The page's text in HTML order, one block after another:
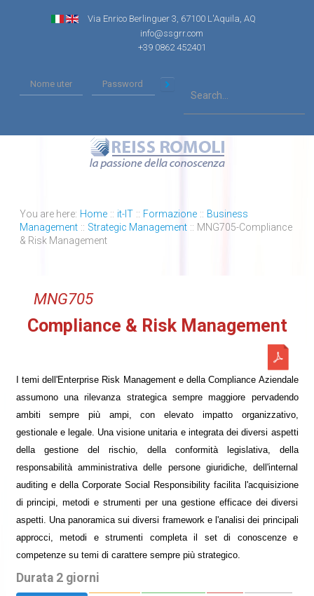
Via Enrico Berlinguer 3, 67100 L'Aquila, AQ
info@ssgrr.com
+39 0862 452401
You are here: Home :: it-IT :: Formazione :: Business
Management :: Strategic Management :: MNG705-Compliance
& Risk Management
MNG705
Compliance & Risk Management
I temi dell'Enterprise Risk Management e della Compliance Aziendale
assumono una rilevanza strategica sempre maggiore pervadendo
ambiti sempre più ampi, con elevato impatto organizzativo,
gestionale e legale. Una visione unitaria e integrata dei diversi aspetti
della gestione del rischio, della conformità legislativa, della
responsabilità amministrativa delle persone giuridiche, dell'internal
auditing e della Corporate Social Responsibility facilita l'acquisizione
di principi, metodi e strumenti per una gestione efficace dei diversi
aspetti. Una panoramica sui diversi framework e l'analisi dei principali
approcci, metodi e strumenti completa il set di conoscenze e
competenze su temi di carattere sempre più strategico.
Durata 2 giorni